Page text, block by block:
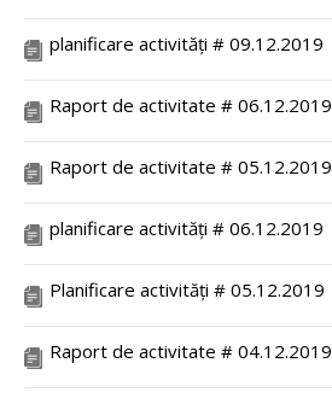
planificare activități # 09.12.2019
Raport de activitate # 06.12.2019
Raport de activitate # 05.12.2019
planificare activități # 06.12.2019
Planificare activități # 05.12.2019
Raport de activitate # 04.12.2019